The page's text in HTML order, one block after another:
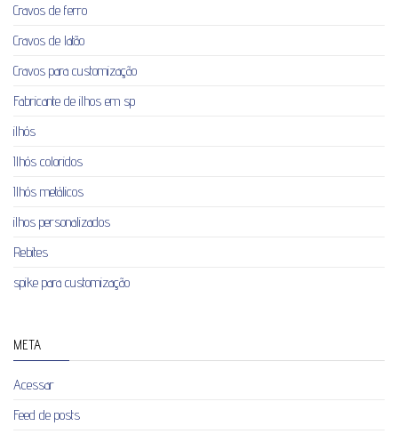
Cravos de ferro
Cravos de latão
Cravos para customização
Fabricante de ilhos em sp
ilhós
Ilhós coloridos
Ilhós metálicos
ilhos personalizados
Rebites
spike para customização
META
Acessar
Feed de posts